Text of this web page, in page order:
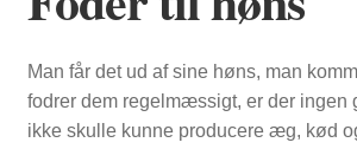
Man får det ud af sine høns, man
fodrer dem regelmæssigt, er der ingen
ikke skulle kunne producere æg, kød